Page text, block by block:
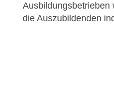
Ausbildungsbetrieben
die Auszubildenden